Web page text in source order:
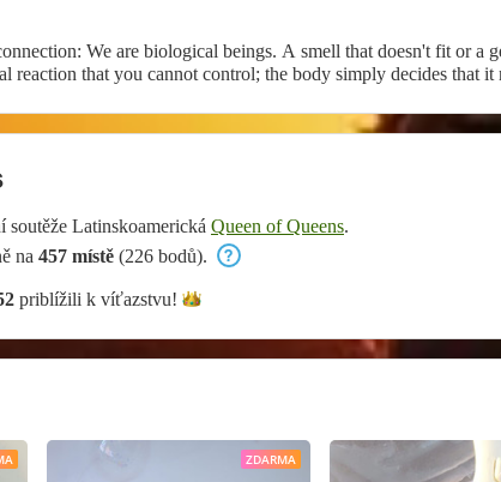
We are biological beings. A smell that doesn't fit or a
reaction that you cannot control; the body simply decides that
soutěže Latinskoamerická Queen of Queens.
na 457 místě (226 bodů).
priblížili k víťazstvu!
ZDARMA